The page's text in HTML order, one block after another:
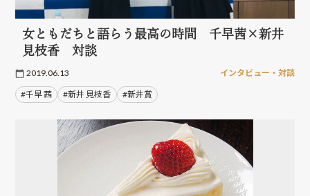
女ともだちと語らう最高の時間 千早茜×新井
見枝香 対談
2019.06.13 インタビュー・対談
#千早 茜 #新井 見枝香 #新井賞